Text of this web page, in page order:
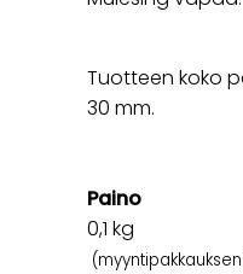
Tuotteen koko
30 mm.
Paino
0,1 kg